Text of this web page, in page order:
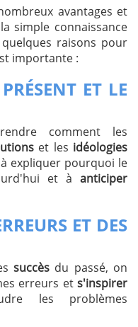
avantages et
simple connaissance
raisons pour
importante :
ET LE
comment les
et les idéologies
expliquer pourquoi le
et à anticiper
ET DES
succès du passé, on
erreurs et s'inspirer
les problèmes